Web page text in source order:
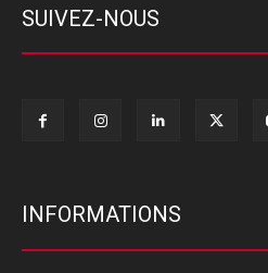
SUIVEZ-NOUS
INFORMATIONS